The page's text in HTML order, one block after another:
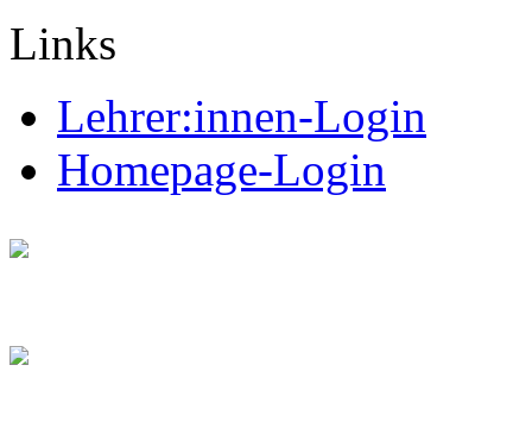
Links
Lehrer:innen-Login
Homepage-Login